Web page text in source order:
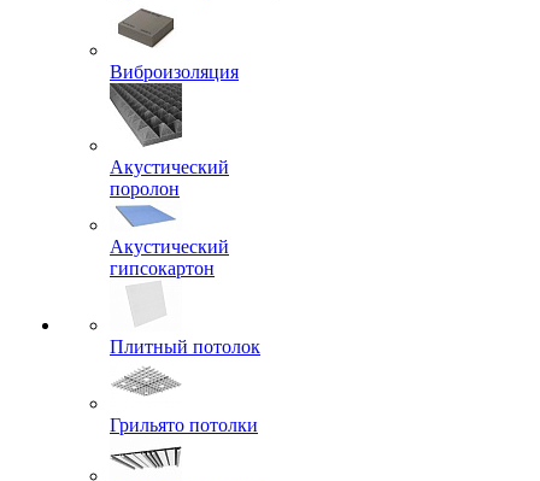
Виброизоляция
Акустический
поролон
Акустический
гипсокартон
Плитный потолок
Грильято потолки